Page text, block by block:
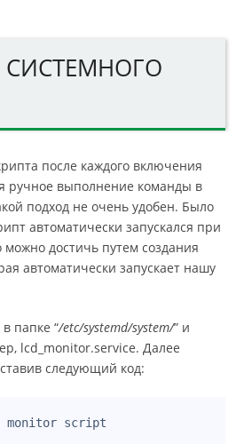
после каждого включения
ручное выполнение команды в
подход не очень удобен. Было
автоматически запускался при
можно достичь путем создания
автоматически запускает нашу
папке “/etc/systemd/system/” и
lcd_monitor.service. Далее
следующий код:
monitor script